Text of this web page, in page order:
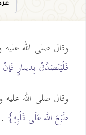
وقال صلى الله
فَلْيَتَصَدَّقْ بِدينارٍ
وقال صلى الله
طَبَعَ الله عَلَى قَلْبِهِ} .